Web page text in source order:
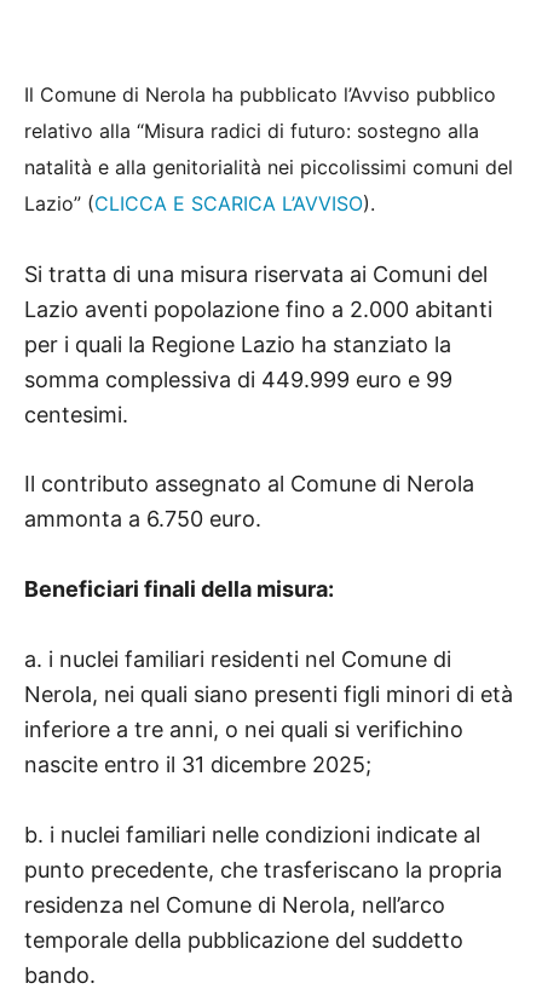
Il Comune di Nerola ha pubblicato l’Avviso pubblico
relativo alla “Misura radici di futuro: sostegno alla
natalità e alla genitorialità nei piccolissimi comuni del
Lazio” (CLICCA E SCARICA L’AVVISO).
Si tratta di una misura riservata ai Comuni del
Lazio aventi popolazione fino a 2.000 abitanti
per i quali la Regione Lazio ha stanziato la
somma complessiva di 449.999 euro e 99
centesimi.
Il contributo assegnato al Comune di Nerola
ammonta a 6.750 euro.
Beneficiari finali della misura:
a. i nuclei familiari residenti nel Comune di
Nerola, nei quali siano presenti figli minori di età
inferiore a tre anni, o nei quali si verifichino
nascite entro il 31 dicembre 2025;
b. i nuclei familiari nelle condizioni indicate al
punto precedente, che trasferiscano la propria
residenza nel Comune di Nerola, nell’arco
temporale della pubblicazione del suddetto
bando.